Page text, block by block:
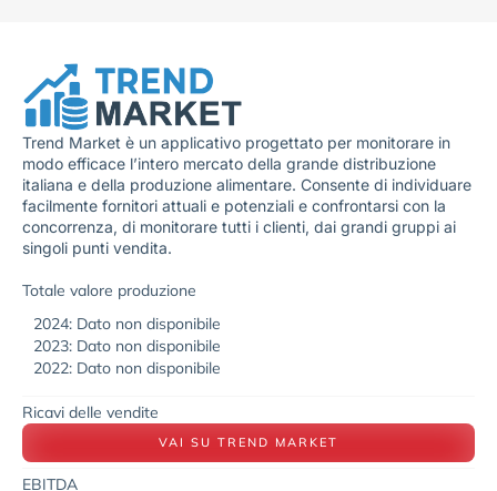
Trend Market è un applicativo progettato per monitorare in
modo efficace l’intero mercato della grande distribuzione
italiana e della produzione alimentare. Consente di individuare
facilmente fornitori attuali e potenziali e confrontarsi con la
concorrenza, di monitorare tutti i clienti, dai grandi gruppi ai
singoli punti vendita.
Totale valore produzione
2024: Dato non disponibile
2023: Dato non disponibile
2022: Dato non disponibile
Ricavi delle vendite
VAI SU TREND MARKET
EBITDA